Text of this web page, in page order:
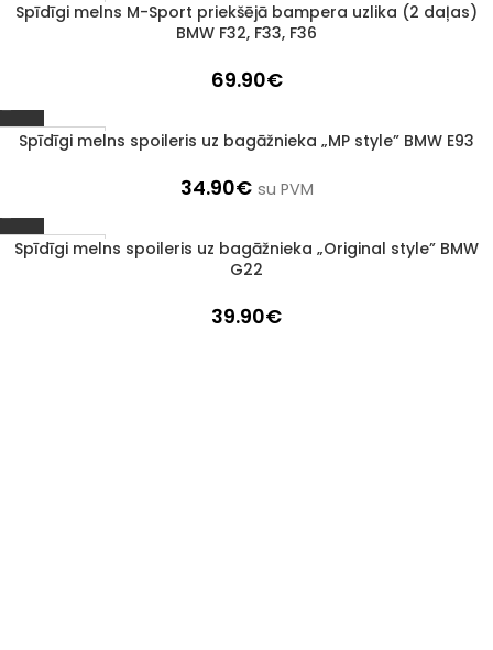
1–3 d. d.
Spīdīgi melns M-Sport priekšējā bampera uzlika (2 daļas)
BMW F32, F33, F36
69.90€
1–3 d. d.
Spīdīgi melns spoileris uz bagāžnieka „MP style” BMW E93
34.90€ su PVM
1–3 d. d.
Spīdīgi melns spoileris uz bagāžnieka „Original style” BMW
G22
39.90€